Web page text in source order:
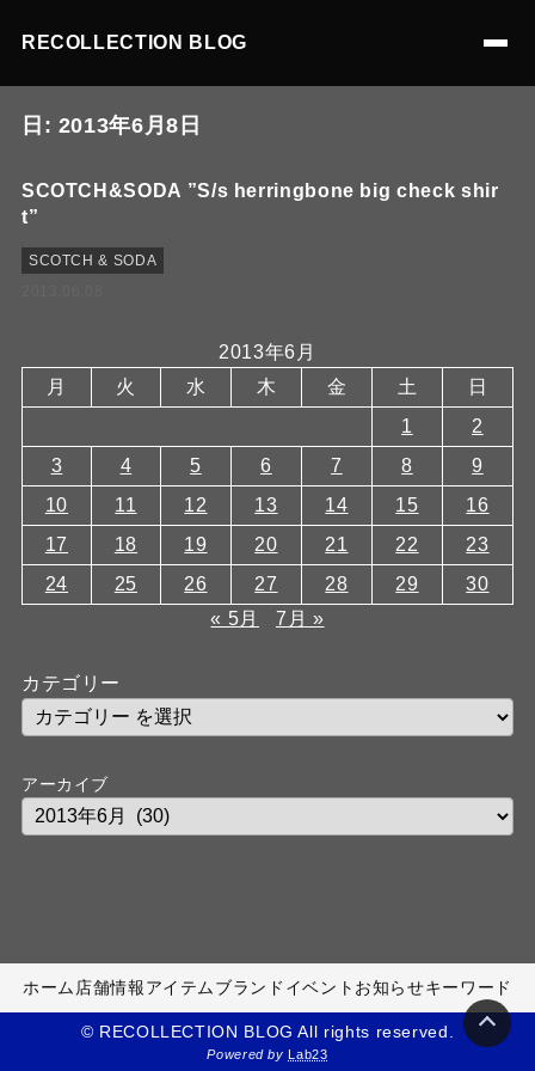
RECOLLECTION BLOG
日: 2013年6月8日
SCOTCH&SODA ”S/s herringbone big check shir
t”
SCOTCH & SODA
2013年6月
月
火 水 木 金 土
日
1
2
3
4 5 6 7 8
9
10
11 12 13 14 15
16
17
18 19 20 21 22
23
24
25 26 27 28 29
30
« 5月
7月 »
カテゴリー
アーカイブ
ホーム 店舗情報アイテムブランド イベント お知らせキーワード
© RECOLLECTION BLOG All rights reserved.
Powered byLab23